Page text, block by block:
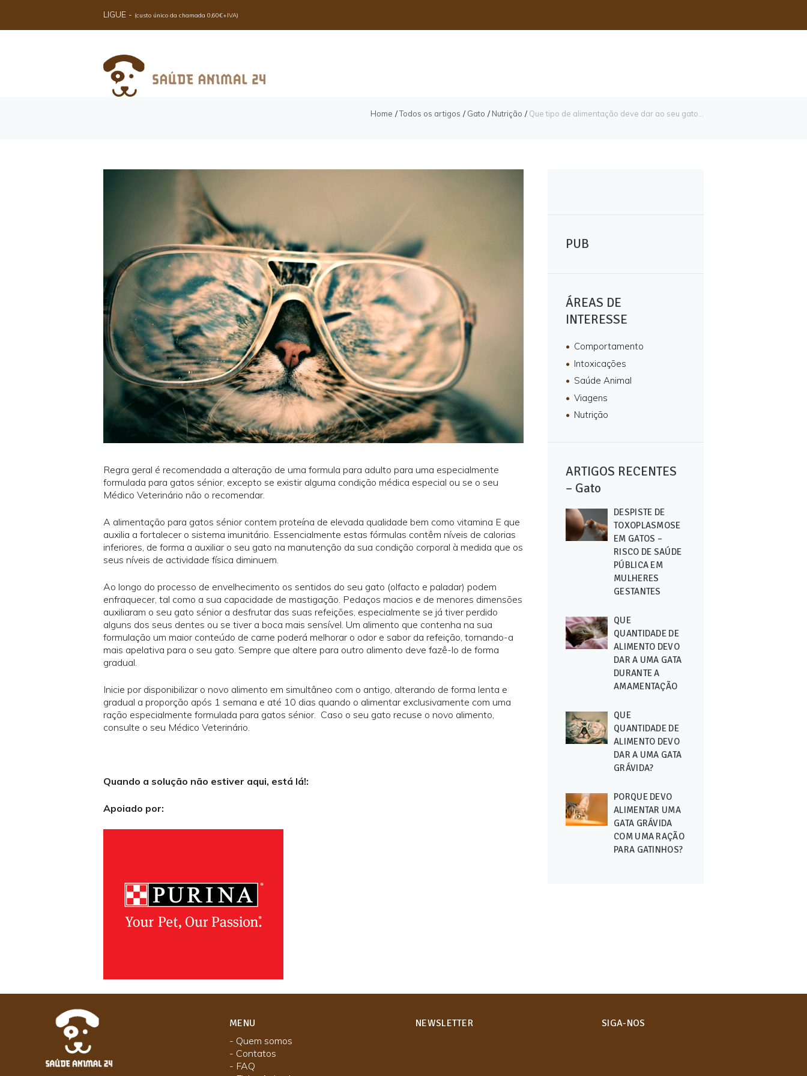
LIGUE - (custo único da chamada 0,60€+IVA)
Home Todos os artigos Gato Nutrição Que tipo de alimentação deve dar ao seu gato...
Regra geral é recomendada a alteração de uma formula para adulto para uma especialmente
formulada para gatos sénior, excepto se existir alguma condição médica especial ou se o seu
Médico Veterinário não o recomendar.
A alimentação para gatos sénior contem proteína de elevada qualidade bem como vitamina E que
auxilia a fortalecer o sistema imunitário. Essencialmente estas fórmulas contêm níveis de calorias
inferiores, de forma a auxiliar o seu gato na manutenção da sua condição corporal à medida que os
seus níveis de actividade física diminuem.
Ao longo do processo de envelhecimento os sentidos do seu gato (olfacto e paladar) podem
enfraquecer, tal como a sua capacidade de mastigação. Pedaços macios e de menores dimensões
auxiliaram o seu gato sénior a desfrutar das suas refeições, especialmente se já tiver perdido
alguns dos seus dentes ou se tiver a boca mais sensível. Um alimento que contenha na sua
formulação um maior conteúdo de carne poderá melhorar o odor e sabor da refeição, tornando-a
mais apelativa para o seu gato. Sempre que altere para outro alimento deve fazê-lo de forma
gradual.
Inicie por disponibilizar o novo alimento em simultâneo com o antigo, alterando de forma lenta e
gradual a proporção após 1 semana e até 10 dias quando o alimentar exclusivamente com uma
ração especialmente formulada para gatos sénior. Caso o seu gato recuse o novo alimento,
consulte o seu Médico Veterinário.
Quando a solução não estiver aqui, está lá!:
Apoiado por:
PUB
ÁREAS DE
INTERESSE
Comportamento
Intoxicações
Saúde Animal
Viagens
Nutrição
ARTIGOS RECENTES
– Gato
DESPISTE DE
TOXOPLASMOSE
EM GATOS –
RISCO DE SAÚDE
PÚBLICA EM
MULHERES
GESTANTES
QUE
QUANTIDADE DE
ALIMENTO DEVO
DAR A UMA GATA
DURANTE A
AMAMENTAÇÃO
QUE
QUANTIDADE DE
ALIMENTO DEVO
DAR A UMA GATA
GRÁVIDA?
PORQUE DEVO
ALIMENTAR UMA
GATA GRÁVIDA
COM UMA RAÇÃO
PARA GATINHOS?
MENU
- Quem somos
- Contatos
- FAQ
NEWSLETTER SIGA-NOS